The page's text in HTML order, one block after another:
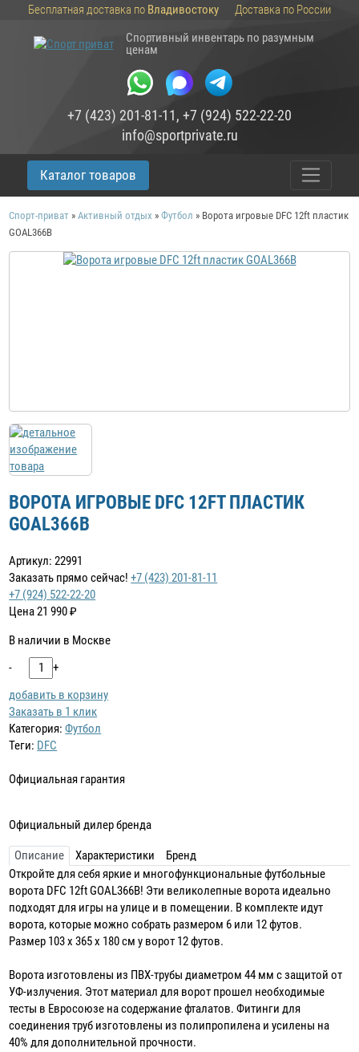
Бесплатная доставка по Владивостоку
Доставка по России
Спортивный инвентарь по разумным
ценам
+7 (423) 201-81-11, +7 (924) 522-22-20
info@sportprivate.ru
Каталог товаров
Спорт-приват »Активный отдых »Футбол » Ворота игровые DFC 12ft пластик
GOAL366B
ВОРОТА ИГРОВЫЕ DFC 12FT ПЛАСТИК
GOAL366B
Артикул: 22991
Заказать прямо сейчас! +7 (423) 201-81-11
+7 (924) 522-22-20
Цена21 990₽
В наличии в Москве
-
+
добавить в корзину
Заказать в 1 клик
Категория:Футбол
Теги: DFC
Официальная гарантия
Официальный дилер бренда
Описание Характеристики
Бренд
Откройте для себя яркие и многофункциональные футбольные
ворота DFC 12ft GOAL366B! Эти великолепные ворота идеально
подходят для игры на улице и в помещении. В комплекте идут
ворота, которые можно собрать размером 6 или 12 футов.
Размер 103 х 365 х 180 см у ворот 12 футов.
Ворота изготовлены из ПВХ-трубы диаметром 44 мм с защитой от
УФ-излучения. Этот материал для ворот прошел необходимые
тесты в Евросоюзе на содержание фталатов. Фитинги для
соединения труб изготовлены из полипропилена и усилены на
40% для дополнительной прочности.